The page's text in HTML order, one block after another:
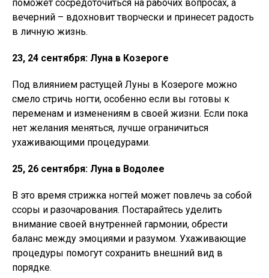
поможет сосредоточиться на рабочих вопросах, а
вечерний – вдохновит творчески и принесет радость
в личную жизнь.
23, 24 сентября: Луна в Козероге
Под влиянием растущей Луны в Козероге можно
смело стричь ногти, особенно если вы готовы к
переменам и изменениям в своей жизни. Если пока
нет желания меняться, лучше ограничиться
ухаживающими процедурами.
25, 26 сентября: Луна в Водолее
В это время стрижка ногтей может повлечь за собой
ссоры и разочарования. Постарайтесь уделить
внимание своей внутренней гармонии, обрести
баланс между эмоциями и разумом. Ухаживающие
процедуры помогут сохранить внешний вид в
порядке.